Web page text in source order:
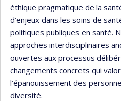
éthique pragmatique de la
d’enjeux dans les soins de
politiques publiques en santé.
approches interdisciplinaires
ouvertes aux processus
changements concrets qui
l’épanouissement des
diversité.